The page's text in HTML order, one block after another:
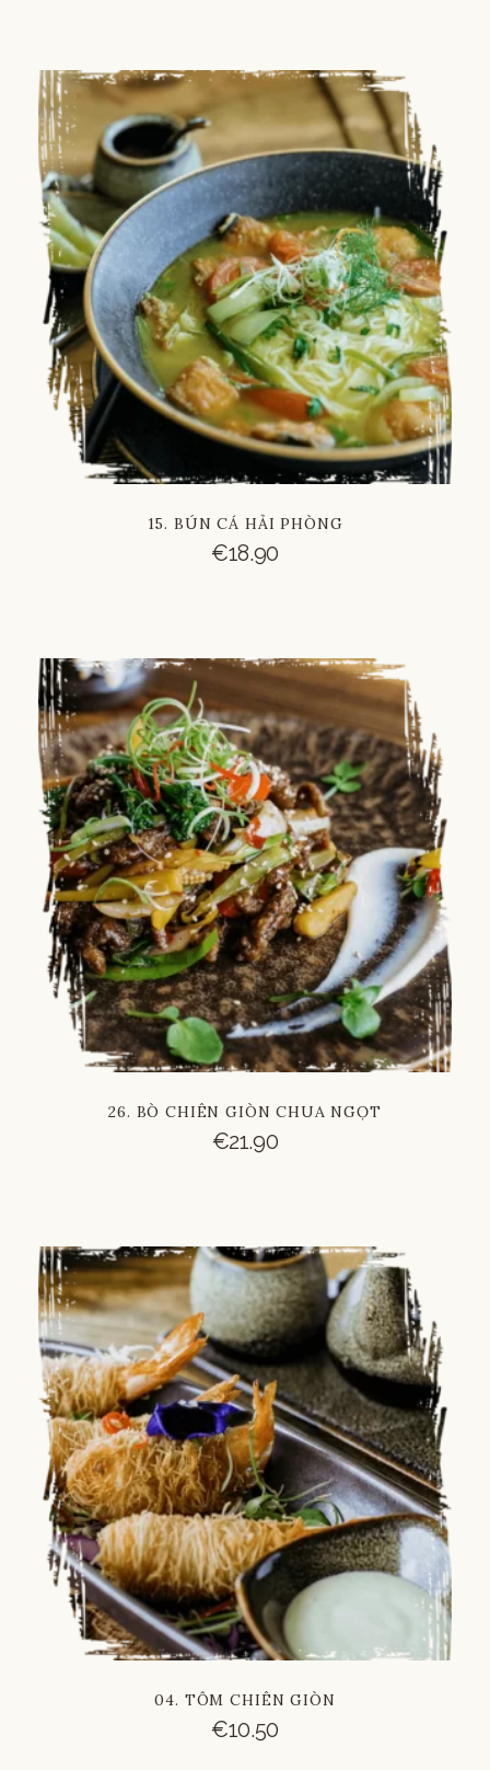
15. BÚN CÁ HẢI PHÒNG
€18.90
26. BÒ CHIÊN GIÒN CHUA NGỌT
€21.90
04. TÔM CHIÊN GIÒN
€10.50
Chinese
Vietnamese